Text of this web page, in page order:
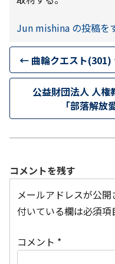
Jun mishina の投稿を
← 曲輪クエスト(301)
公益財団法人 人権
「部落解
コメントを残す
メールアドレスが公開
付いている欄は必須項
コメント *